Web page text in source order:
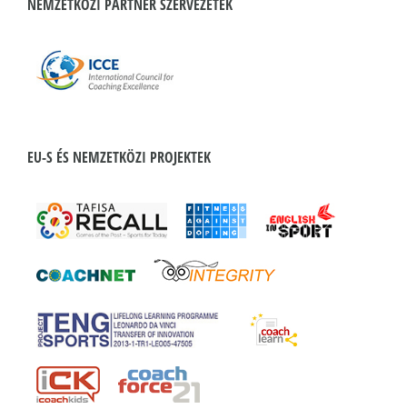
NEMZETKÖZI PARTNER SZERVEZETEK
EU-S ÉS NEMZETKÖZI PROJEKTEK